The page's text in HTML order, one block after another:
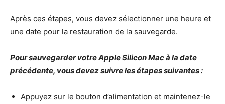
Après ces étapes, vous devez sélectionner une heure et
une date pour la restauration de la sauvegarde.
Pour sauvegarder votre Apple Silicon Mac à la date
précédente, vous devez suivre les étapes suivantes :
Appuyez sur le bouton d’alimentation et maintenez-le